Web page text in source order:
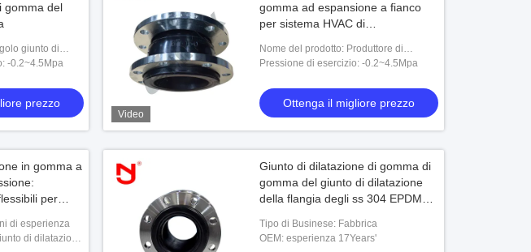
gomma del
giunto di
di muggito
-0.2~4.5Mpa
prezzo
Video
gomma ad espansione a fianco
per sistema HVAC di
Nome del prodotto: Produttore di
raccordi per tubi flessibili ad espansione
di
Pressione di esercizio: -0.2~4.5Mpa
Ottenga il migliore prezzo
in gomma a
per
di esperienza
di dilatazione
Giunto di dilatazione di gomma di
gomma del giunto di dilatazione
della flangia degli ss 304 EPDM
Tipo di Businese: Fabbrica
OEM: esperienza 17Years'